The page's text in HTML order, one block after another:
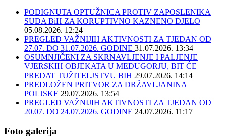
PODIGNUTA OPTUŽNICA PROTIV ZAPOSLENIKA
SUDA BiH ZA KORUPTIVNO KAZNENO DJELO
05.08.2026. 12:24
PREGLED VAŽNIJIH AKTIVNOSTI ZA TJEDAN OD
27.07. DO 31.07.2026. GODINE 31.07.2026. 13:34
OSUMNJIČENI ZA SKRNAVLJENJE I PALJENJE
VJERSKIH OBJEKATA U MEĐUGORJU, BIT ĆE
PREDAT TUŽITELJSTVU BIH 29.07.2026. 14:14
PREDLOŽEN PRITVOR ZA DRŽAVLJANINA
POLJSKE 29.07.2026. 13:54
PREGLED VAŽNIJIH AKTIVNOSTI ZA TJEDAN OD
20.07. DO 24.07.2026. GODINE 24.07.2026. 11:17
Foto galerija